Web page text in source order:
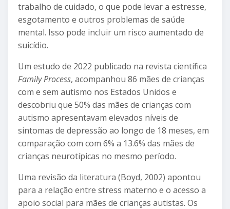
trabalho de cuidado, o que pode levar a estresse,
esgotamento e outros problemas de saúde
mental. Isso pode incluir um risco aumentado de
suicídio.
Um estudo de 2022 publicado na revista científica
Family Process, acompanhou 86 mães de crianças
com e sem autismo nos Estados Unidos e
descobriu que 50% das mães de crianças com
autismo apresentavam elevados níveis de
sintomas de depressão ao longo de 18 meses, em
comparação com com 6% a 13.6% das mães de
crianças neurotípicas no mesmo período.
Uma revisão da literatura (Boyd, 2002) apontou
para a relação entre stress materno e o acesso a
apoio social para mães de crianças autistas. Os